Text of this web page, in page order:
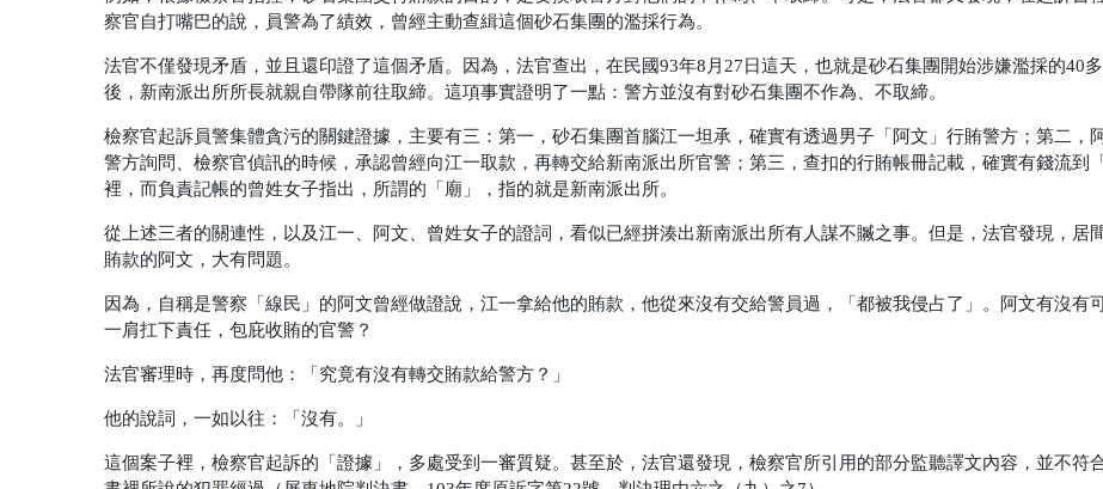
察官自打嘴巴的說，員警為了績效，曾經主動查緝這個砂石集團的濫採行為。
法官不僅發現矛盾，並且還印證了這個矛盾。因為，法官查出，在民國93年8月27日這天，也就是砂石集團開始涉嫌濫採的40
後，新南派出所所長就親自帶隊前往取締。這項事實證明了一點：警方並沒有對砂石集團不作為、不取締。
檢察官起訴員警集體貪污的關鍵證據，主要有三：第一，砂石集團首腦江一坦承，確實有透過男子「阿文」行賄警方；第二，
警方詢問、檢察官偵訊的時候，承認曾經向江一取款，再轉交給新南派出所官警；第三，查扣的行賄帳冊記載，確實有錢流到「
裡，而負責記帳的曾姓女子指出，所謂的「廟」，指的就是新南派出所。
從上述三者的關連性，以及江一、阿文、曾姓女子的證詞，看似已經拼湊出新南派出所有人謀不贓之事。但是，法官發現，居
賄款的阿文，大有問題。
因為，自稱是警察「線民」的阿文曾經做證說，江一拿給他的賄款，他從來沒有交給警員過，「都被我侵占了」。阿文有沒有
一肩扛下責任，包庇收賄的官警？
法官審理時，再度問他：「究竟有沒有轉交賄款給警方？」
他的說詞，一如以往：「沒有。」
這個案子裡，檢察官起訴的「證據」，多處受到一審質疑。甚至於，法官還發現，檢察官所引用的部分監聽譯文內容，並不符